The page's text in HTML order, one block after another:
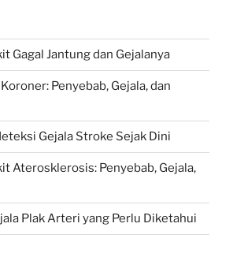
Gagal Jantung dan Gejalanya
Penyebab, Gejala, dan
Gejala Stroke Sejak Dini
Aterosklerosis: Penyebab, Gejala,
Plak Arteri yang Perlu Diketahui